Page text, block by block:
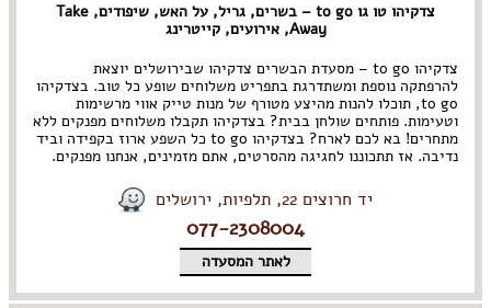
צדקיהו טו גו to go – בשרים, גריל, על האש, שיפודים, Take
Away, אירועים, קייטרינג
צדקיהו to go – מסעדת הבשרים צדקיהו שבירושלים יוצאת
להרפתקה נוספת ומשתדרגת בתפריט משלוחים שופע כל טוב. בצדקיהו
to go, תוכלו להנות מהיצע מטורף של מנות טייק אווי מרשימות
וטעימות. פותחים שולחן בבית? בצדקיהו תקבלו משלוחים מפנקים ללא
מתחרים! בא לכם לארח? בצדקיהו to go כל השפע ארוז בקפידה וביד
נדיבה. אז תתכוננו לחגיגה מהסרטים, אתם מזמינים, אנחנו מפנקים.
יד חרוצים 22, תלפיות, ירושלים
077-2308004
לאתר המסעדה